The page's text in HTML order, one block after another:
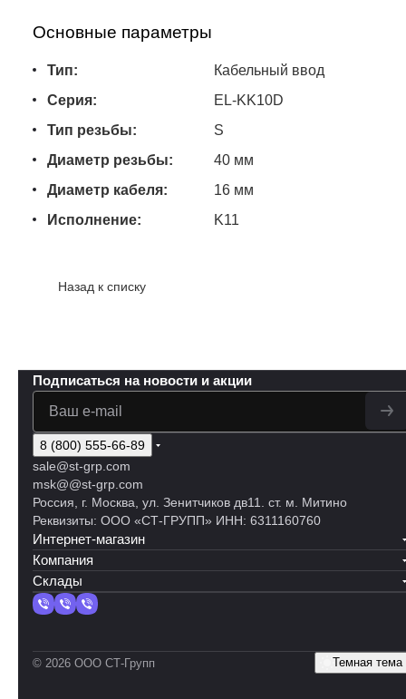
Основные параметры
Тип:
Кабельный ввод
Серия:
EL-KK10D
Тип резьбы:
S
Диаметр резьбы:
40 мм
Диаметр кабеля:
16 мм
Исполнение:
K11
Назад к списку
Подписаться на новости и акции
8 (800) 555-66-89
sale@st-grp.com
msk@@st-grp.com
Россия, г. Москва, ул. Зенитчиков дв11. ст. м. Митино
Реквизиты: ООО «СТ-ГРУПП» ИНН: 6311160760
Интернет-магазин
Компания
Склады
© 2026 ООО СТ-Групп Темная тема